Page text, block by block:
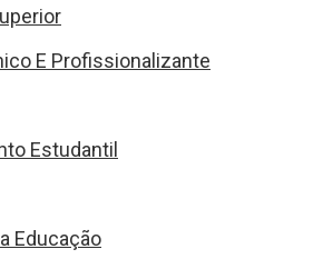
E Profissionalizante
Estudantil
Educação